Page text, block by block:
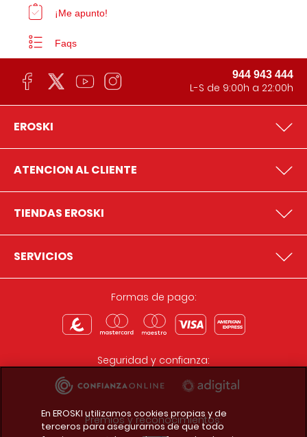
¡Me apunto!
Faqs
944 943 444
L-S de 9:00h a 22:00h
EROSKI
ATENCION AL CLIENTE
TIENDAS EROSKI
SERVICIOS
Formas de pago:
Seguridad y confianza:
Premios y reconocimientos:
En EROSKI utilizamos cookies propias y de
terceros para asegurarnos de que todo